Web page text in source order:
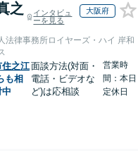
之
インタビュ
ーを見る
大阪府
法律事務所ロイヤーズ・ハイ 岸和
住之江
も相
面談方法(対面・
電話・ビデオな
ど)は応相談
営業時
間：本日
定休日